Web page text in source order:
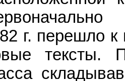
г. перешло к
тексты.